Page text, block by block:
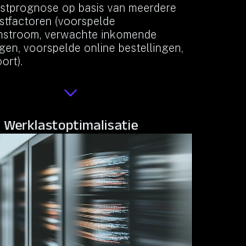
op basis van meerdere
(voorspelde
verwachte inkomende
voorspelde online bestellingen,
Werklastoptimalisatie